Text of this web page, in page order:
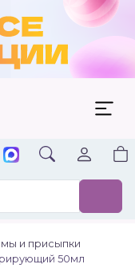
и присыпки
50мл